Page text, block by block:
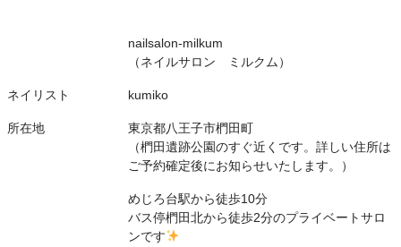
nailsalon-milkum
（ネイルサロン ミルクム）
ネイリスト kumiko
所在地
東京都八王子市椚田町
（椚田遺跡公園のすぐ近くです。詳しい住所は
ご予約確定後にお知らせいたします。）
めじろ台駅から徒歩10分
バス停椚田北から徒歩2分のプライベートサロ
ンです